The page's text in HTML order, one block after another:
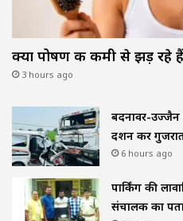
क्या पोषण की कमी से झड़ रहे
3 hours ago
बदनावर-उज्जैन
दर्शन कर
6 hours ago
पार्किंग की
संचालक का